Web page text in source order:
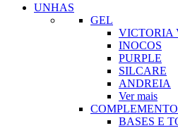
UNHAS
GEL
VICTORIA
INOCOS
PURPLE
SILCARE
ANDREIA
Ver mais
BASES E